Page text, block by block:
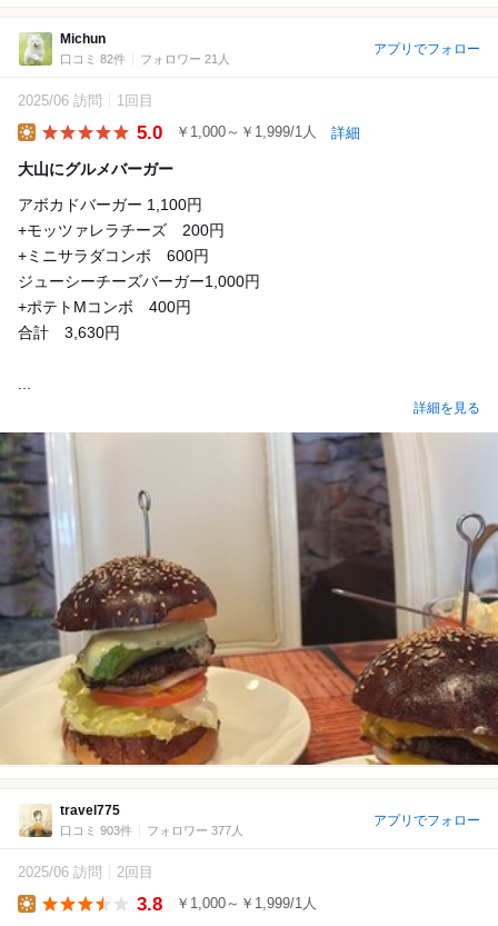
Michun
口コミ 82件 フォロワー 21人
アプリでフォロー
2025/06 訪問 1回目
5.0 ￥1,000～￥1,999/1人 詳細
大山にグルメバーガー
アボカドバーガー 1,100円
+モッツァレラチーズ 200円
+ミニサラダコンボ 600円
ジューシーチーズバーガー1,000円
+ポテトMコンボ 400円
合計 3,630円
...
詳細を見る
travel775
口コミ 903件 フォロワー 377人
アプリでフォロー
2025/06 訪問 2回目
3.8 ￥1,000～￥1,999/1人